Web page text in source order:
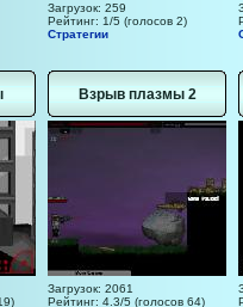
Загрузок: 259
Рейтинг: 1/5 (голосов 2)
Стратегии
Взрыв плазмы 2
Загрузок: 2061
Рейтинг: 4.3/5 (голосов 64)